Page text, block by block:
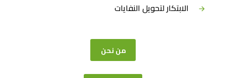
الابتكار لتحويل النفايات
من نحن